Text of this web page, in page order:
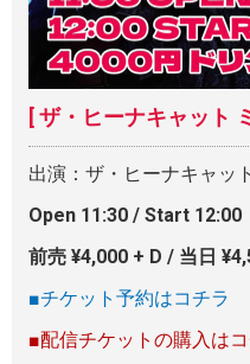
[ ザ・ヒーナキャット
出演：ザ・ヒーナキャット
Open 11:30 / Start 12:00
前売 ¥4,000 + D / 当日
■チケット予約はコチラ
■配信チケットの購入は